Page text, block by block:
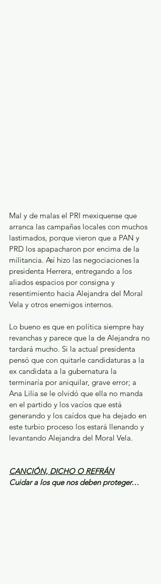
Mal y de malas el PRI mexiquense que
arranca las campañas locales con muchos
lastimados, porque vieron que a PAN y
PRD los apapacharon por encima de la
militancia. Así hizo las negociaciones la
presidenta Herrera, entregando a los
aliados espacios por consigna y
resentimiento hacia Alejandra del Moral
Vela y otros enemigos internos.
Lo bueno es que en política siempre hay
revanchas y parece que la de Alejandra no
tardará mucho. Si la actual presidenta
pensó que con quitarle candidaturas a la
ex candidata a la gubernatura la
terminaría por aniquilar, grave error; a
Ana Lilia se le olvidó que ella no manda
en el partido y los vacíos que está
generando y los caídos que ha dejado en
este turbio proceso los estará llenando y
levantando Alejandra del Moral Vela.
CANCIÓN, DICHO O REFRÁN
Cuidar a los que nos deben proteger…